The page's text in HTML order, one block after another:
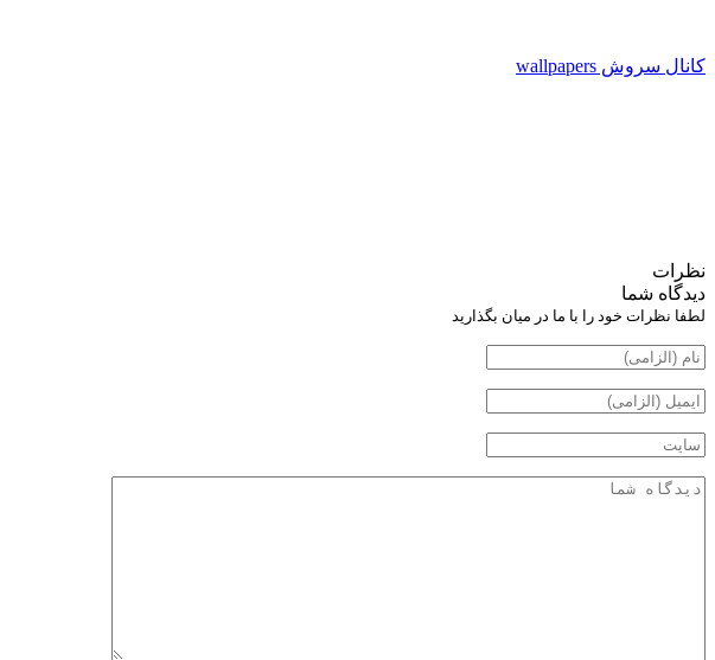
کانال سروش wallpapers
نظرات
دیدگاه شما
لطفا نظرات خود را با ما در میان بگذارید